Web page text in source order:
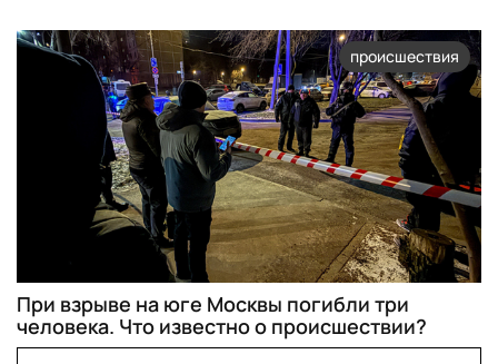
происшествия
При взрыве на юге Москвы погибли три
человека. Что известно о происшествии?